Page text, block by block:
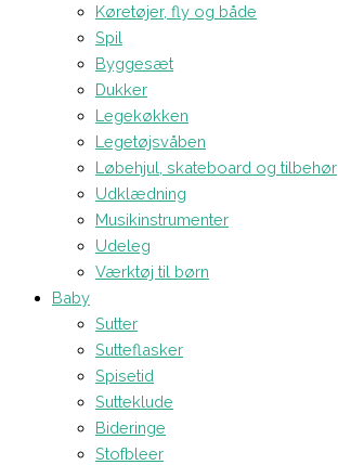
Køretøjer, fly og både
Spil
Byggesæt
Dukker
Legekøkken
Legetøjsvåben
Løbehjul, skateboard og tilbehør
Udklædning
Musikinstrumenter
Udeleg
Værktøj til børn
Baby
Sutter
Sutteflasker
Spisetid
Sutteklude
Bideringe
Stofbleer